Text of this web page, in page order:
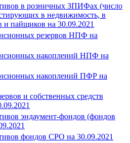
в розничных ЗПИФах (число
в недвижимость, в
и пайщиков на 30.09.2021
резервов НПФ на
накоплений НПФ на
накоплений ПФР на
и собственных средств
эндаумент-фондов (фондов
фондов СРО на 30.09.2021